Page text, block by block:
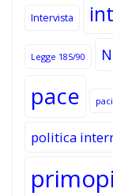
Intervista
Legge 185/90
pace
politica